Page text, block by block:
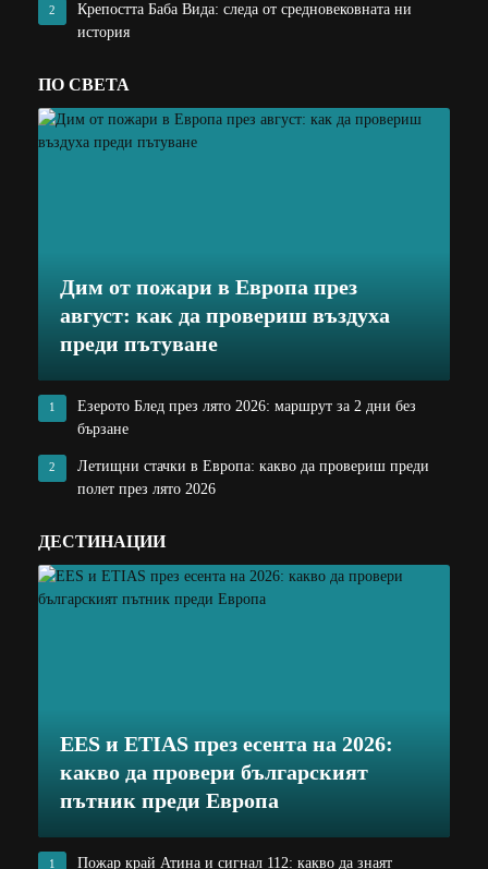
2
Крепостта Баба Вида: следа от средновековната ни
история
ПО СВЕТА
Дим от пожари в Европа през
август: как да провериш въздуха
преди пътуване
1
Езерото Блед през лято 2026: маршрут за 2 дни без
бързане
2
Летищни стачки в Европа: какво да провериш преди
полет през лято 2026
ДЕСТИНАЦИИ
EES и ETIAS през есента на 2026:
какво да провери българският
пътник преди Европа
1 Пожар край Атина и сигнал 112: какво да знаят